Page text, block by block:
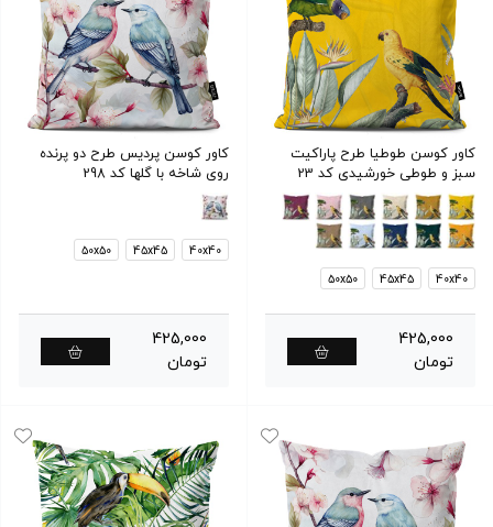
کاور کوسن طوطیا طرح پاراکیت
سبز و طوطی خورشیدی کد 23
40x40
45x45
50x50
425,000
تومان
کاور کوسن پردیس طرح دو پرنده
روی شاخه با گلها کد 298
40x40
45x45
50x50
425,000
تومان